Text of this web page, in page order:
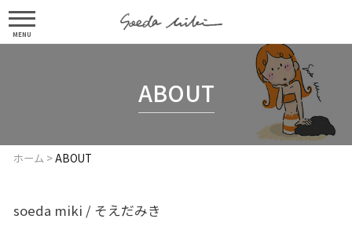
MENU
ABOUT
ホーム >ABOUT
soeda miki / そえだみき